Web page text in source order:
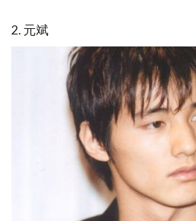
2. 元斌